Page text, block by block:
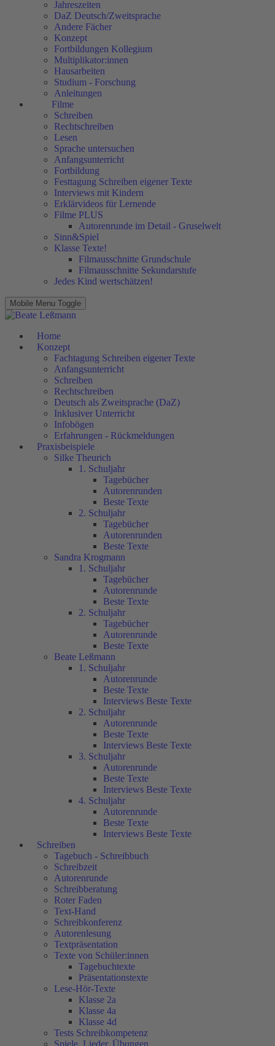
Jahreszeiten
DaZ Deutsch/Zweitsprache
Andere Fächer
Konzept
Fortbildungen Kollegium
Multiplikator:innen
Hausarbeiten
Studium - Forschung
Anleitungen
Filme
Schreiben
Rechtschreiben
Lesen
Sprache untersuchen
Anfangsunterricht
Fortbildung
Festtagung Schreiben eigener Texte
Interviews mit Kindern
Erklärvideos für Lernende
Filme PLUS
Autorenrunde im Detail - Gruselwelt
Sinn&Spiel
Klasse Texte!
Filmausschnitte Grundschule
Filmausschnitte Sekundarstufe
Jedes Kind wertschätzen!
Mobile Menu Toggle
Home
Konzept
Fachtagung Schreiben eigener Texte
Anfangsunterricht
Schreiben
Rechtschreiben
Deutsch als Zweitsprache (DaZ)
Inklusiver Unterricht
Infobögen
Erfahrungen - Rückmeldungen
Praxisbeispiele
Silke Theurich
1. Schuljahr
Tagebücher
Autorenrunden
Beste Texte
2. Schuljahr
Tagebücher
Autorenrunden
Beste Texte
Sandra Krogmann
1. Schuljahr
Tagebücher
Autorenrunde
Beste Texte
2. Schuljahr
Tagebücher
Autorenrunde
Beste Texte
Beate Leßmann
1. Schuljahr
Autorenrunde
Beste Texte
Interviews Beste Texte
2. Schuljahr
Autorenrunde
Beste Texte
Interviews Beste Texte
3. Schuljahr
Autorenrunde
Beste Texte
Interviews Beste Texte
4. Schuljahr
Autorenrunde
Beste Texte
Interviews Beste Texte
Schreiben
Tagebuch - Schreibbuch
Schreibzeit
Autorenrunde
Schreibberatung
Roter Faden
Text-Hand
Schreibkonferenz
Autorenlesung
Textpräsentation
Texte von Schüler:innen
Tagebuchtexte
Präsentationstexte
Lese-Hör-Texte
Klasse 2a
Klasse 4a
Klasse 4d
Tests Schreibkompetenz
Spiele, Lieder, Übungen